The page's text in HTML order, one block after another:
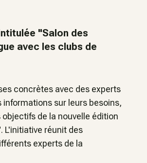
"Salon des
avec les clubs de
concrètes avec des experts
sur leurs besoins,
de la nouvelle édition
L'initiative réunit des
experts de la